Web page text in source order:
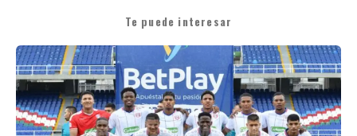
Te puede interesar